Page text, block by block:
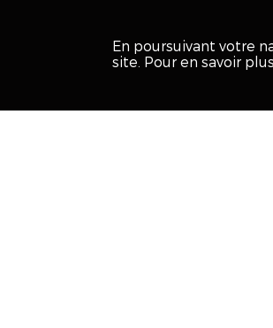
En poursuivant votre
site. Pour en savoir